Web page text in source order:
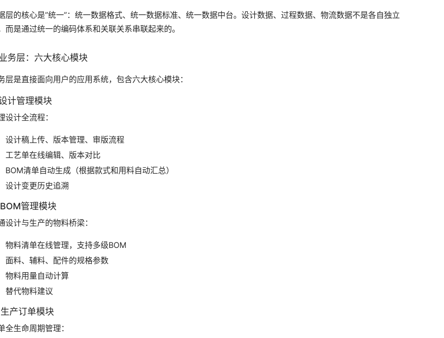
层的核心是”统一”：统一数据格式、统一数据标准、统一数据中台。设计数据、过程数据、物流数据不是各自独立
而是通过统一的编码体系和关联关系串联起来的。
务层：六大核心模块
层是直接面向用户的应用系统，包含六大核心模块：
计管理模块
设计全流程：
设计稿上传、版本管理、审版流程
工艺单在线编辑、版本对比
BOM清单自动生成（根据款式和用料自动汇总）
设计变更历史追溯
管理模块
设计与生产的物料桥梁：
物料清单在线管理，支持多级BOM
面料、辅料、配件的规格参数
物料用量自动计算
替代物料建议
产订单模块
全生命周期管理：